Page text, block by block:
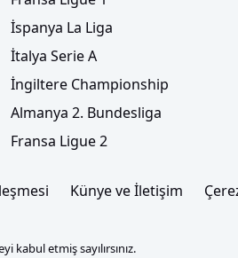
İspanya La Liga
İtalya Serie A
İngiltere Championship
Almanya 2. Bundesliga
Fransa Ligue 2
Künye ve İletişim
etmiş sayılırsınız.